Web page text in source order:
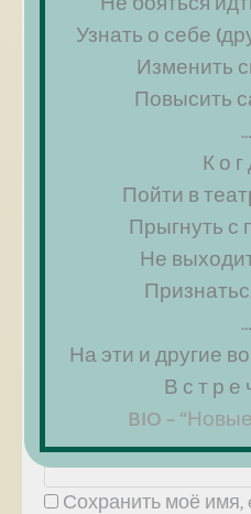
Email*
Сохранить моё имя,
Узнать о себе
Изменить
Повысить
…
К о г
Пойти в
Прыгнуть
Не
…
На эти и другие
В с т р е
BIO –